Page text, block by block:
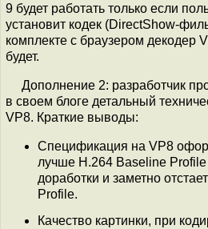
9 будет работать только если
установит кодек (DirectShow-
комплекте с браузером декодер
будет.
Дополнение 2: разработчик
в своем блоге детальный
VP8. Краткие выводы:
Спецификация на VP8
лучше H.264 Baseline Profile
доработки и заметно
Profile.
Качество картинки, при